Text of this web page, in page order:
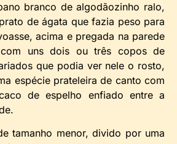
branco de algodãozinho ralo,
de ágata que fazia peso para
acima e pregada na parede
uns dois ou três copos de
que podia ver nele o rosto,
espécie prateleira de canto com
de espelho enfiado entre a
tamanho menor, divido por uma